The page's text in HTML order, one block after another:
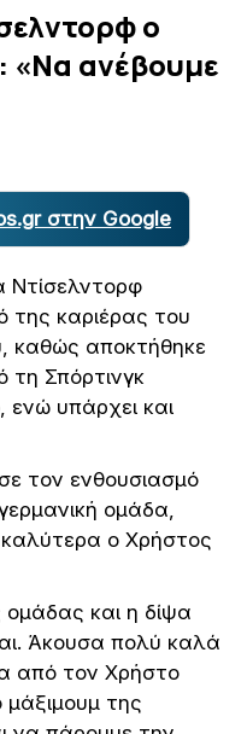
ο
«Να ανέβουμε
στην Google
Ντίσελντορφ
της καριέρας του
καθώς αποκτήθηκε
τη Σπόρτινγκ
ενώ υπάρχει και
τον ενθουσιασμό
ομάδα,
ο Χρήστος
και η δίψα
Άκουσα πολύ καλά
από τον Χρήστο
της